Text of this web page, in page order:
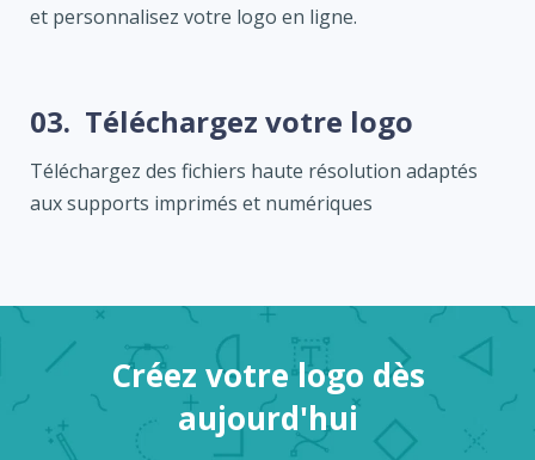
et personnalisez votre logo en ligne.
03. Téléchargez votre logo
Téléchargez des fichiers haute résolution adaptés
aux supports imprimés et numériques
Créez votre logo dès
aujourd'hui